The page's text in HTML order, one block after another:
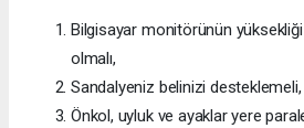
Bilgisayar monitörünün
olmalı,
Sandalyeniz belinizi desteklemeli,
Önkol, uyluk ve ayaklar yere